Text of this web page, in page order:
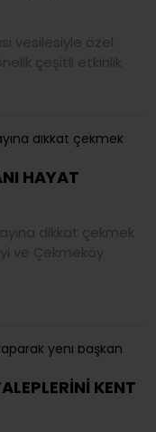
vesilesiyle özel
çeşitli etkinlik
HAYAT
dikkat çekmek
ve Çekmeköy
KENT